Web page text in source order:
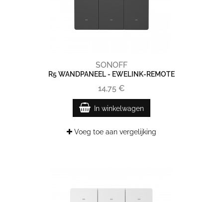
SONOFF
R5 WANDPANEEL - EWELINK-REMOTE
14,75 €
In winkelwagen
Voeg toe aan vergelijking